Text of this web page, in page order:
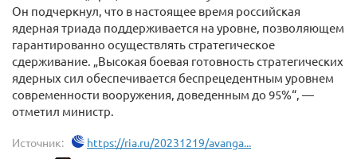
Он подчеркнул, что в настоящее время российская
ядерная триада поддерживается на уровне, позволяющем
гарантированно осуществлять стратегическое
сдерживание. „Высокая боевая готовность стратегических
ядерных сил обеспечивается беспрецедентным уровнем
современности вооружения, доведенным до 95%“, —
отметил министр.
Источник: https://ria.ru/20231219/avanga...